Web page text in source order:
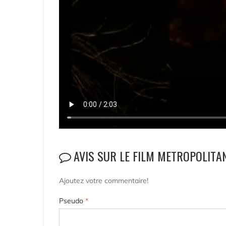
AVIS SUR LE FILM
Ajoutez votre commentaire!
Pseudo *